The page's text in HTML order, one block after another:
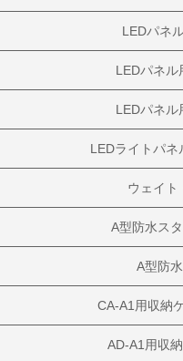
LEDパネ
LEDパネル
LEDパネル
LEDライトパネ
ウェイト
A型防水ス
A型防
CA-A1用収納
AD-A1用収